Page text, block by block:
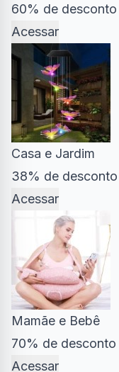
60% de desconto
Acessar
Casa e Jardim
38% de desconto
Acessar
Mamãe e Bebê
70% de desconto
Acessar